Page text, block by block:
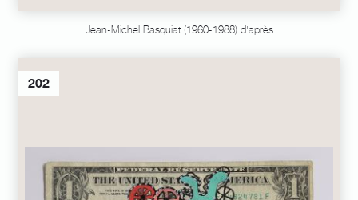
Jean-Michel Basquiat (1960-1988) d'après
202